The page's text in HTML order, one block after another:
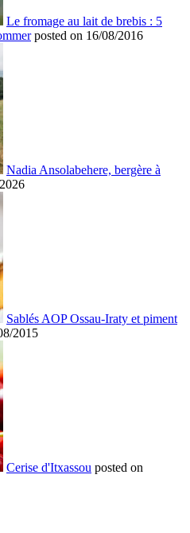
Le fromage au lait de brebis : 5
posted on 16/08/2016
Nadia Ansolabehere, bergère à
Sablés AOP Ossau-Iraty et piment
2015
Cerise d'Itxassou posted on